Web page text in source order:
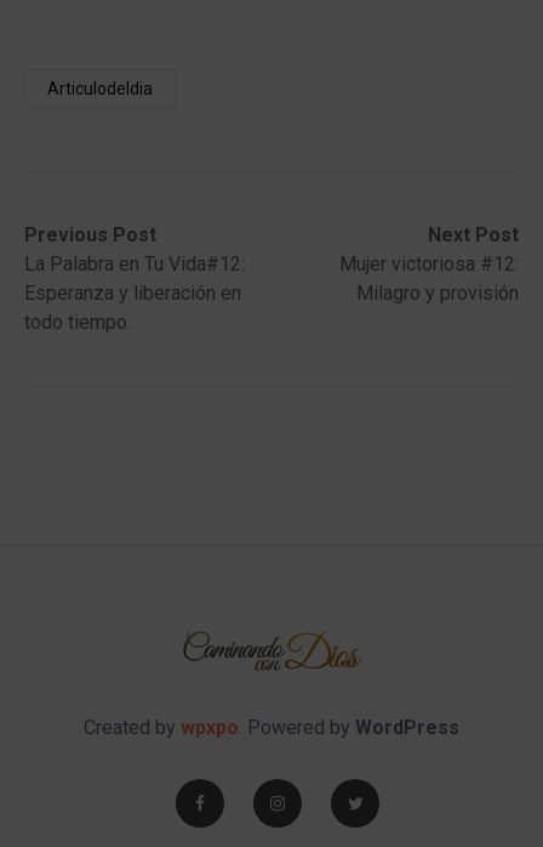
Articulodeldia
Post
navigation
Previous Post
Previous
post:La Palabra en Tu Vida#12:
Esperanza y liberación en
todo tiempo.
Next Post
Next
post:
Mujer victoriosa #12:
Milagro y provisión
Created by wpxpo. Powered by WordPress